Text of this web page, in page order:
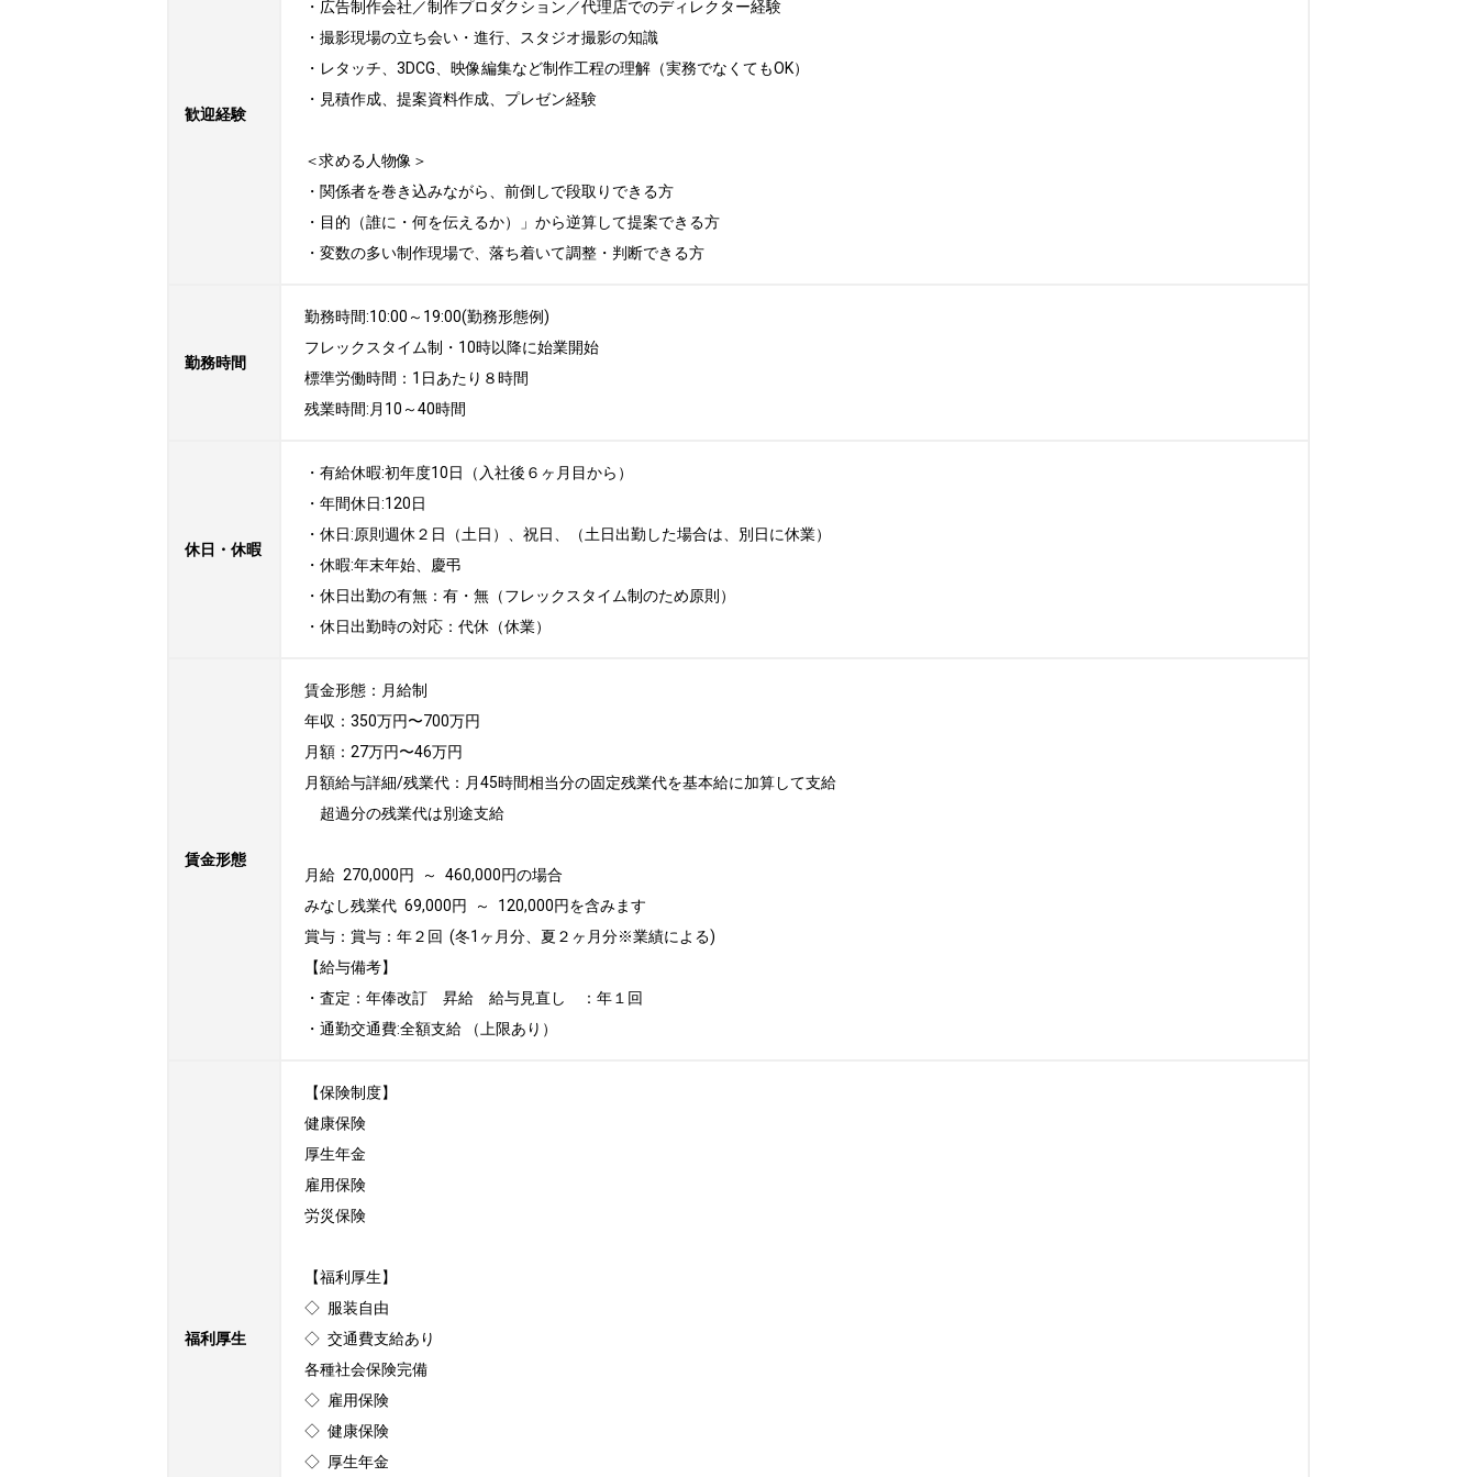
歓迎経験
・広告制作会社／制作プロダクション／代理店でのディレクター経験
・撮影現場の立ち会い・進行、スタジオ撮影の知識
・レタッチ、3DCG、映像編集など制作工程の理解（実務でなくてもOK）
・見積作成、提案資料作成、プレゼン経験
＜求める人物像＞
・関係者を巻き込みながら、前倒しで段取りできる方
・目的（誰に・何を伝えるか）」から逆算して提案できる方
・変数の多い制作現場で、落ち着いて調整・判断できる方
勤務時間
勤務時間:10:00～19:00(勤務形態例)
フレックスタイム制・10時以降に始業開始
標準労働時間：1日あたり８時間
残業時間:月10～40時間
休日・休暇
・有給休暇:初年度10日（入社後６ヶ月目から）
・年間休日:120日
・休日:原則週休２日（土日）、祝日、（土日出勤した場合は、別日に休業）
・休暇:年末年始、慶弔
・休日出勤の有無：有・無（フレックスタイム制のため原則）
・休日出勤時の対応：代休（休業）
賃金形態
賃金形態：月給制
年収：350万円〜700万円
月額：27万円〜46万円
月額給与詳細/残業代：月45時間相当分の固定残業代を基本給に加算して支給
超過分の残業代は別途支給
月給 270,000円 ～ 460,000円の場合
みなし残業代 69,000円 ～ 120,000円を含みます
賞与：賞与：年２回  (冬1ヶ月分、夏２ヶ月分※業績による)
【給与備考】
・査定：年俸改訂　昇給　給与見直し　：年１回
・通勤交通費:全額支給 （上限あり）
福利厚生
【保険制度】
健康保険
厚生年金
雇用保険
労災保険
【福利厚生】
◇ 服装自由
◇ 交通費支給あり
各種社会保険完備
◇ 雇用保険
◇ 健康保険
◇ 厚生年金